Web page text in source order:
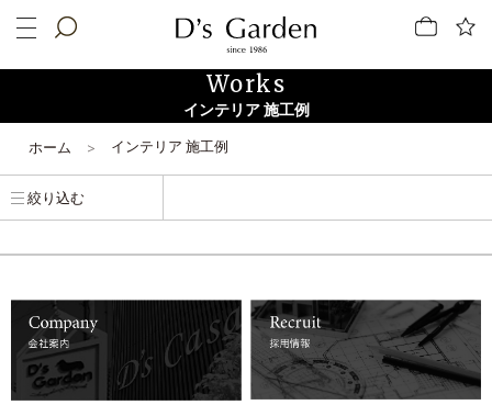
Works
インテリア 施工例
ホーム インテリア 施工例
絞り込む
詳しくはコチラ 詳しくはコチラ